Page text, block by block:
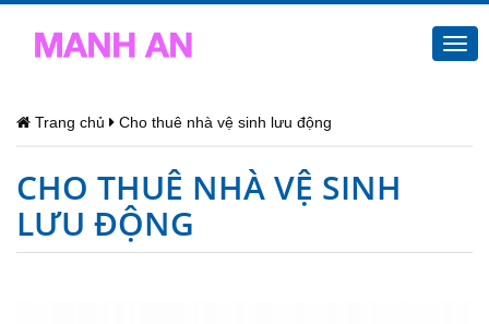
Trang chủ Cho thuê nhà vệ sinh lưu động
CHO THUÊ NHÀ VỆ SINH
LƯU ĐỘNG